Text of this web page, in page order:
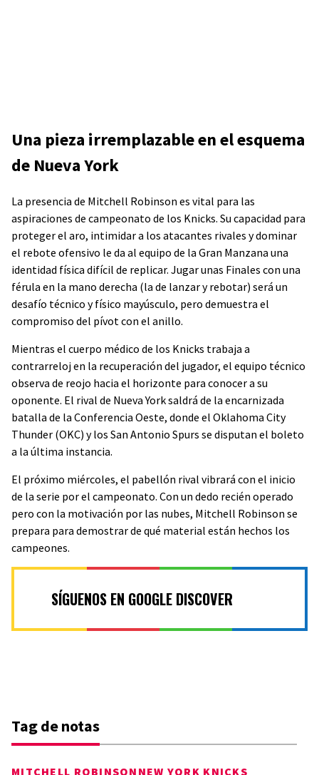
Una pieza irremplazable en el esquema
de Nueva York
La presencia de Mitchell Robinson es vital para las
aspiraciones de campeonato de los Knicks. Su capacidad para
proteger el aro, intimidar a los atacantes rivales y dominar
el rebote ofensivo le da al equipo de la Gran Manzana una
identidad física difícil de replicar. Jugar unas Finales con una
férula en la mano derecha (la de lanzar y rebotar) será un
desafío técnico y físico mayúsculo, pero demuestra el
compromiso del pívot con el anillo.
Mientras el cuerpo médico de los Knicks trabaja a
contrarreloj en la recuperación del jugador, el equipo técnico
observa de reojo hacia el horizonte para conocer a su
oponente. El rival de Nueva York saldrá de la encarnizada
batalla de la Conferencia Oeste, donde el Oklahoma City
Thunder (OKC) y los San Antonio Spurs se disputan el boleto
a la última instancia.
El próximo miércoles, el pabellón rival vibrará con el inicio
de la serie por el campeonato. Con un dedo recién operado
pero con la motivación por las nubes, Mitchell Robinson se
prepara para demostrar de qué material están hechos los
campeones.
SÍGUENOS EN GOOGLE DISCOVER
Tag de notas
MITCHELL ROBINSON NEW YORK KNICKS